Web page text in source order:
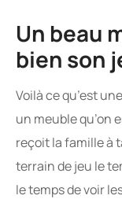
Un beau
bien son
Voilà ce qu’est
un meuble qu’on
reçoit la famille à
terrain de jeu le
le temps de voir